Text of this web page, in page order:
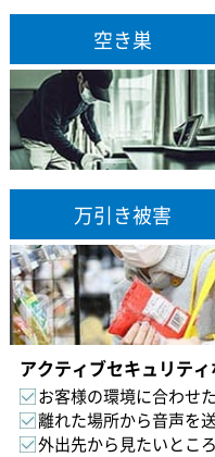
空き巣
万引き被害
アクティブセキュリティ
お客様の環境に合わせ
離れた場所から音声を
外出先から見たいとこ